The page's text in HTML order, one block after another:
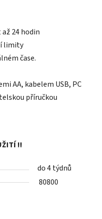
24 hodin
limity
čase.
AA, kabelem USB, PC
příručkou
!!
do 4 týdnů
80800